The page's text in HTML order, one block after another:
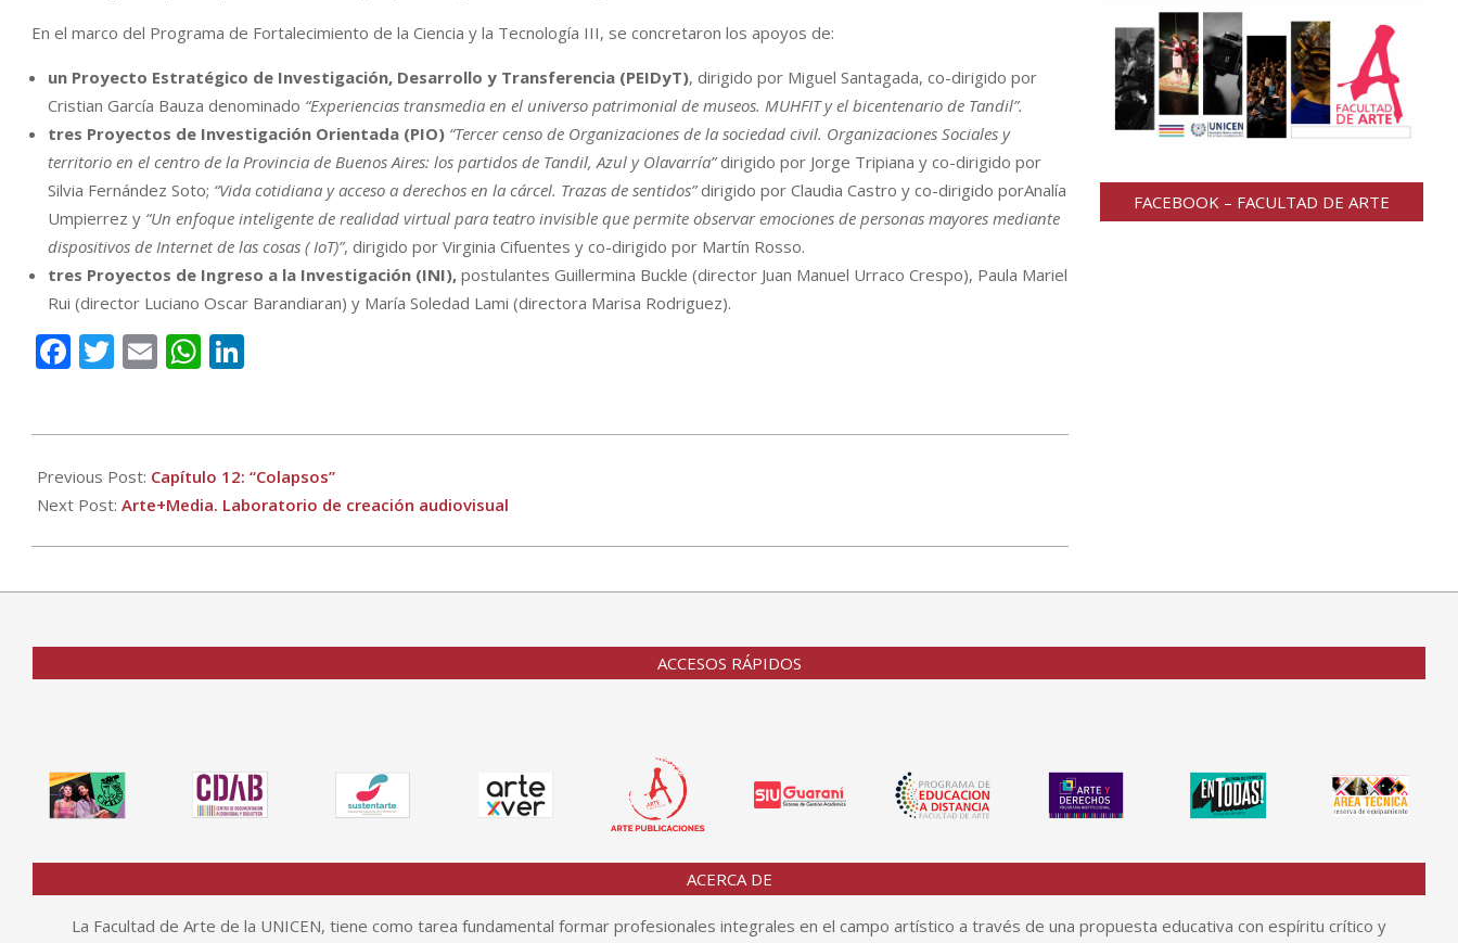
En el marco del Programa de Fortalecimiento de la Ciencia y la Tecnología III, se concretaron los apoyos de:
un Proyecto Estratégico de Investigación, Desarrollo y Transferencia (PEIDyT), dirigido por Miguel Santagada, co-dirigido por
Cristian García Bauza denominado “Experiencias transmedia en el universo patrimonial de museos. MUHFIT y el bicentenario de Tandil”.
tres Proyectos de Investigación Orientada (PIO) “Tercer censo de Organizaciones de la sociedad civil. Organizaciones Sociales y
territorio en el centro de la Provincia de Buenos Aires: los partidos de Tandil, Azul y Olavarría”dirigido por Jorge Tripiana y co-dirigido por
Silvia Fernández Soto; “Vida cotidiana y acceso a derechos en la cárcel. Trazas de sentidos”dirigido por Claudia Castro y co-dirigido porAnalía
Umpierrez y “Un enfoque inteligente de realidad virtual para teatro invisible que permite observar emociones de personas mayores mediante
dispositivos de Internet de las cosas ( IoT)”, dirigido por Virginia Cifuentes y co-dirigido por Martín Rosso.
tres Proyectos de Ingreso a la Investigación (INI), postulantes Guillermina Buckle (director Juan Manuel Urraco Crespo), Paula Mariel
Rui (director Luciano Oscar Barandiaran) y María Soledad Lami (directora Marisa Rodriguez).
Facebook
Twitter
EmailWhatsApp
12-
29
Previous Post: Capítulo 12: “Colapsos”
Next Post: Arte+Media. Laboratorio de creación audiovisual
FACEBOOK – FACULTAD DE ARTE
ACCESOS RÁPIDOS
ACERCA DE
La Facultad de Arte de la UNICEN, tiene como tarea fundamental formar profesionales integrales en el campo artístico a través de una propuesta educativa con espíritu crítico y